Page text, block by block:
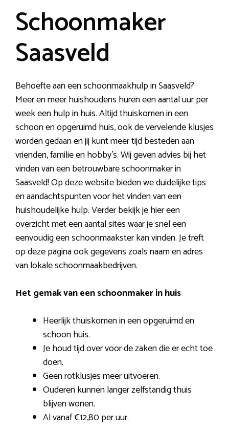
Schoonmaker
Saasveld
Behoefte aan een schoonmaakhulp in Saasveld?
Meer en meer huishoudens huren een aantal uur per
week een hulp in huis. Altijd thuiskomen in een
schoon en opgeruimd huis, ook de vervelende klusjes
worden gedaan en jij kunt meer tijd besteden aan
vrienden, familie en hobby’s. Wij geven advies bij het
vinden van een betrouwbare schoonmaker in
Saasveld! Op deze website bieden we duidelijke tips
en aandachtspunten voor het vinden van een
huishoudelijke hulp. Verder bekijk je hier een
overzicht met een aantal sites waar je snel een
eenvoudig een schoonmaakster kan vinden. Je treft
op deze pagina ook gegevens zoals naam en adres
van lokale schoonmaakbedrijven.
Het gemak van een schoonmaker in huis
Heerlijk thuiskomen in een opgeruimd en
schoon huis.
Je houd tijd over voor de zaken die er echt toe
doen.
Geen rotklusjes meer uitvoeren.
Ouderen kunnen langer zelfstandig thuis
blijven wonen.
Al vanaf €12,80 per uur.